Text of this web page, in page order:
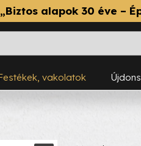
„Biztos alapok 30 éve –
Festékek, vakolatok